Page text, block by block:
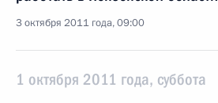
3 октября 2011 года, 09:00
1 октября 2011 года, суббота